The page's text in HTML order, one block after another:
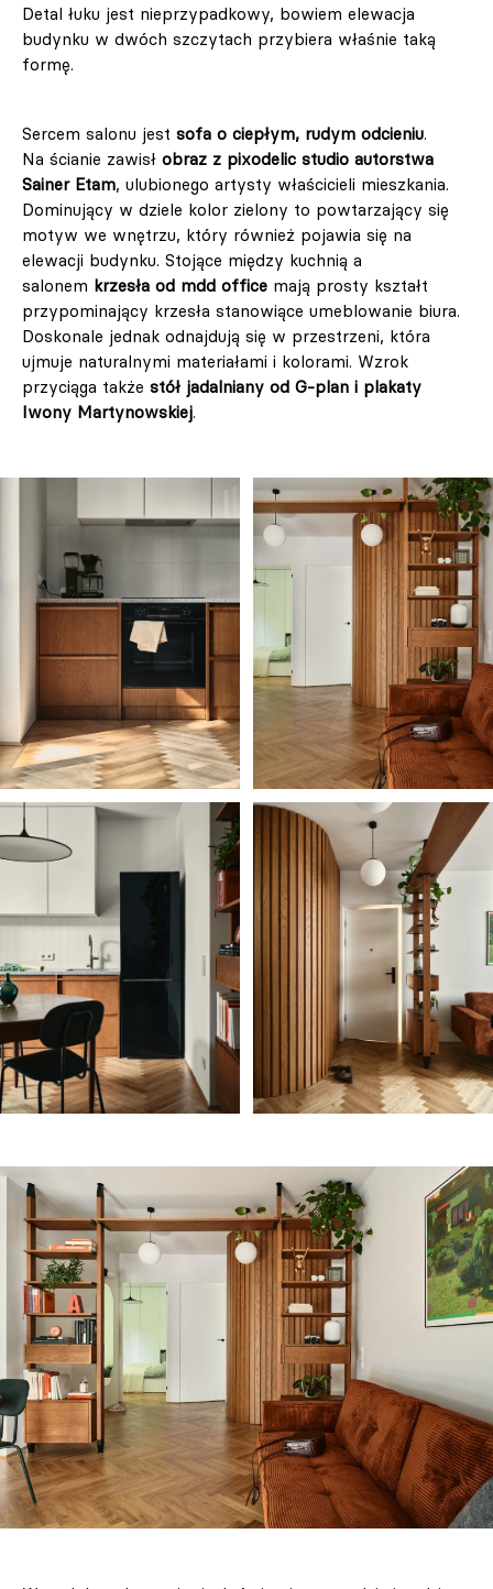
Detal łuku jest nieprzypadkowy, bowiem elewacja
budynku w dwóch szczytach przybiera właśnie taką
formę.
Sercem salonu jest sofa o ciepłym, rudym odcieniu.
Na ścianie zawisł obraz z pixodelic studio autorstwa
Sainer Etam, ulubionego artysty właścicieli mieszkania.
Dominujący w dziele kolor zielony to powtarzający się
motyw we wnętrzu, który również pojawia się na
elewacji budynku. Stojące między kuchnią a
salonem krzesła od mdd office mają prosty kształt
przypominający krzesła stanowiące umeblowanie biura.
Doskonale jednak odnajdują się w przestrzeni, która
ujmuje naturalnymi materiałami i kolorami. Wzrok
przyciąga także stół jadalniany od G-plan i plakaty
Iwony Martynowskiej.